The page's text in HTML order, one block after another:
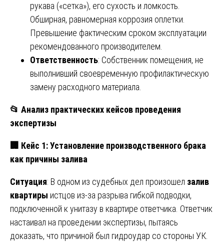
рукава («сетка»), его сухость и ломкость.
Обширная, равномерная коррозия оплетки.
Превышение фактическим сроком эксплуатации
рекомендованного производителем.
Ответственность: Собственник помещения, не
выполнивший своевременную профилактическую
замену расходного материала.
📂 Анализ практических кейсов проведения
экспертизы
🏢 Кейс 1: Установление производственного брака
как причины залива
Ситуация: В одном из судебных дел произошел залив
квартиры истцов из-за разрыва гибкой подводки,
подключенной к унитазу в квартире ответчика. Ответчик
настаивал на проведении экспертизы, пытаясь
доказать, что причиной был гидроудар со стороны УК.